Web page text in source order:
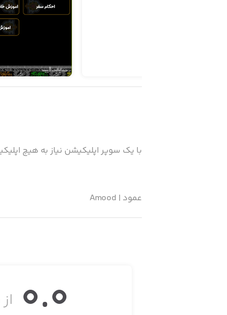
با یک سوپر اپلیکیشن نیاز به هیچ
عمود | Amood
از ۵ 0.0